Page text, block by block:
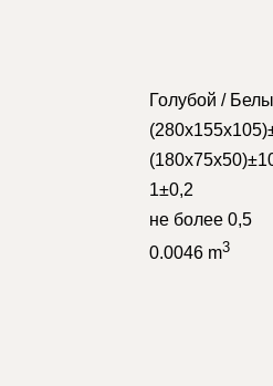
Голубой /
1±0,2
не более 0,5
0.0046 m3